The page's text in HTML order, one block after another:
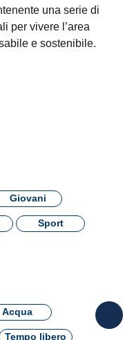
una serie di
per vivere l’area
e sostenibile.
Giovani
Sport
Acqua
Tempo libero